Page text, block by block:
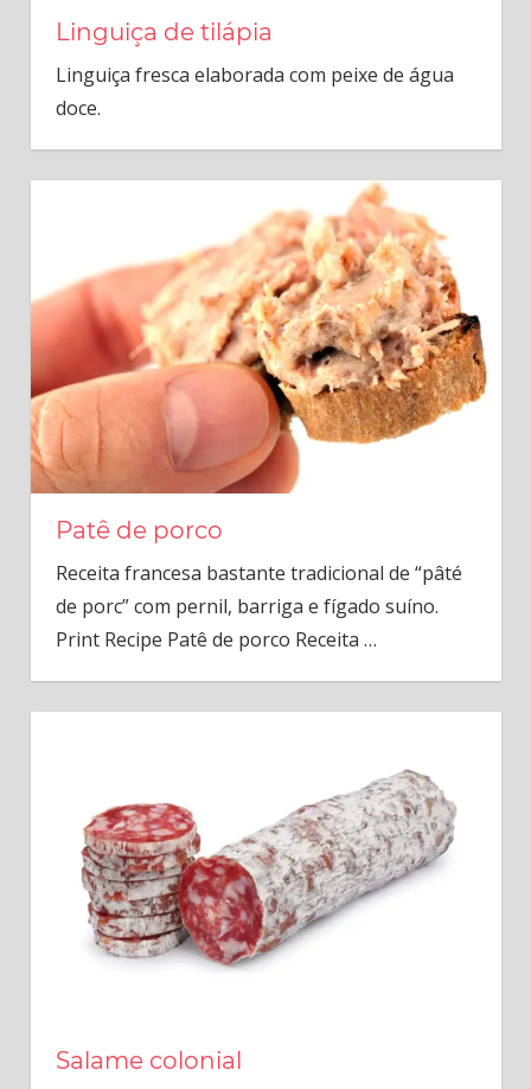
Linguiça de tilápia
Linguiça fresca elaborada com peixe de água
doce.
Patê de porco
Receita francesa bastante tradicional de “pâté
de porc” com pernil, barriga e fígado suíno.
Print Recipe Patê de porco Receita …
Salame colonial